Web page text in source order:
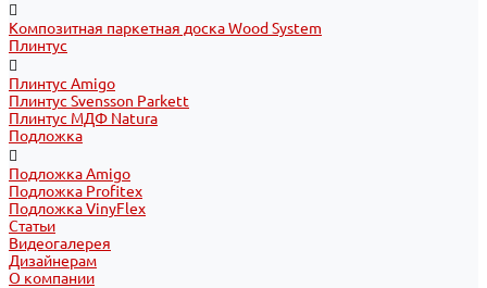
Композитная паркетная доска Wood System
Плинтус
Плинтус Amigo
Плинтус Svensson Parkett
Плинтус МДФ Natura
Подложка
Подложка Amigo
Подложка Profitex
Подложка VinyFlex
Статьи
Видеогалерея
Дизайнерам
О компании